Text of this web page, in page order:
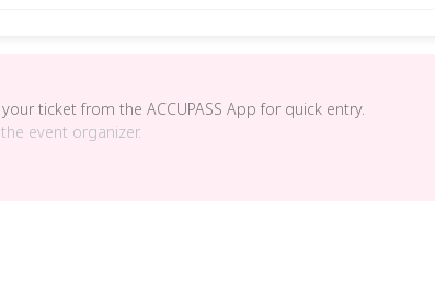
ticket from the ACCUPASS App for quick entry.
event organizer.